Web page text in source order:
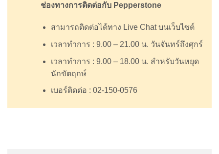
ช่องทางการติดต่อกับ Pepperstone
สามารถติดต่อได้ทาง Live Chat บนเว็บไซต์
เวลาทำการ : 9.00 – 21.00 น. วันจันทร์ถึงศุกร์
เวลาทำการ : 9.00 – 18.00 น. สำหรับวันหยุด
นักขัตฤกษ์
เบอร์ติดต่อ : 02-150-0576